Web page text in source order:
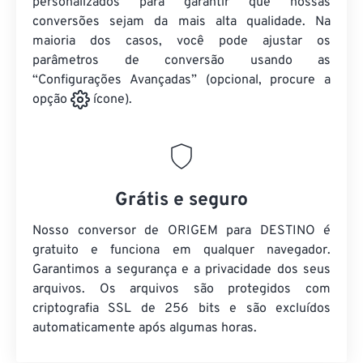
conversões sejam da mais alta qualidade. Na
maioria dos casos, você pode ajustar os
parâmetros de conversão usando as
“Configurações Avançadas” (opcional, procure a
opção
ícone).
Grátis e seguro
Nosso conversor de ORIGEM para DESTINO é
gratuito e funciona em qualquer navegador.
Garantimos a segurança e a privacidade dos seus
arquivos. Os arquivos são protegidos com
criptografia SSL de 256 bits e são excluídos
automaticamente após algumas horas.